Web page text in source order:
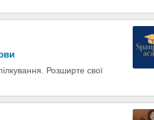
Розширте свої